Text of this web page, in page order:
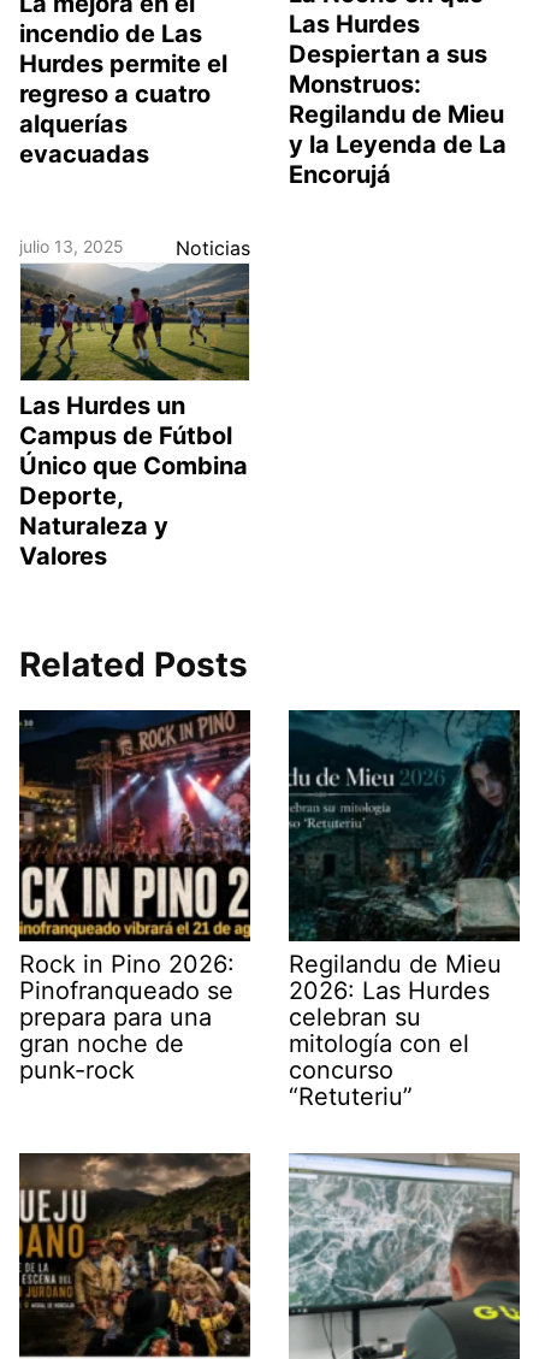
incendio de Las
Hurdes permite el
regreso a cuatro
alquerías
evacuadas
Las Hurdes
Despiertan a sus
Monstruos:
Regilandu de Mieu
y la Leyenda de La
Encorujá
julio 13, 2025 Noticias
Las Hurdes un
Campus de Fútbol
Único que Combina
Deporte,
Naturaleza y
Valores
Related Posts
Rock in Pino 2026:
Pinofranqueado se
prepara para una
gran noche de
punk-rock
Regilandu de Mieu
2026: Las Hurdes
celebran su
mitología con el
concurso
“Retuteriu”